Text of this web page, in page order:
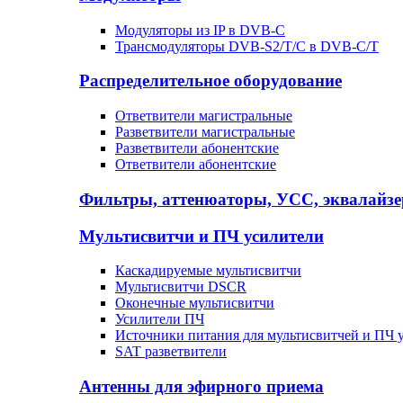
Модуляторы из IP в DVB-C
Трансмодуляторы DVB-S2/T/C в DVB-C/T
Распределительное оборудование
Ответвители магистральные
Разветвители магистральные
Разветвители абонентские
Ответвители абонентские
Фильтры, аттенюаторы, УСС,
Мультисвитчи и ПЧ усилители
Каскадируемые мультисвитчи
Мультисвитчи DSCR
Оконечные мультисвитчи
Усилители ПЧ
Источники питания для мультисвитчей и ПЧ
SAT разветвители
Антенны для эфирного приема